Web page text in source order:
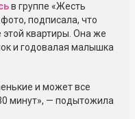
в группе «Жесть
подписала, что
этой квартиры. Она же
и годовалая малышка
и может все
минут», — подытожила